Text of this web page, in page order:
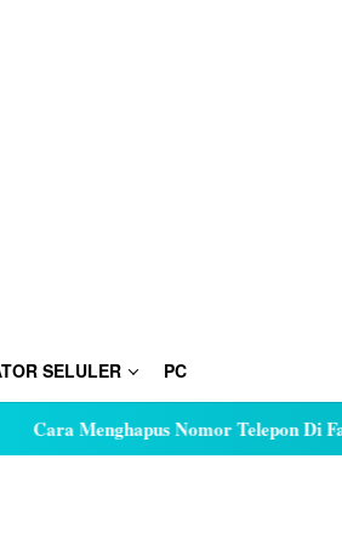
SELULER PC
Menghapus Nomor Telepon Di Facebook